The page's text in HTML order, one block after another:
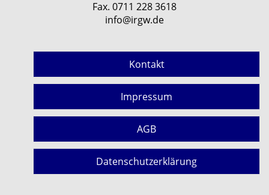
Fax. 0711 228 3618
info@irgw.de
Kontakt
Impressum
AGB
Datenschutzerklärung